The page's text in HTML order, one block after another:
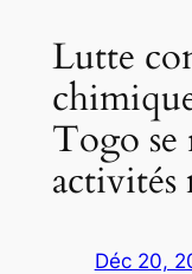
Lutte
Togo se
activités
Déc 20,